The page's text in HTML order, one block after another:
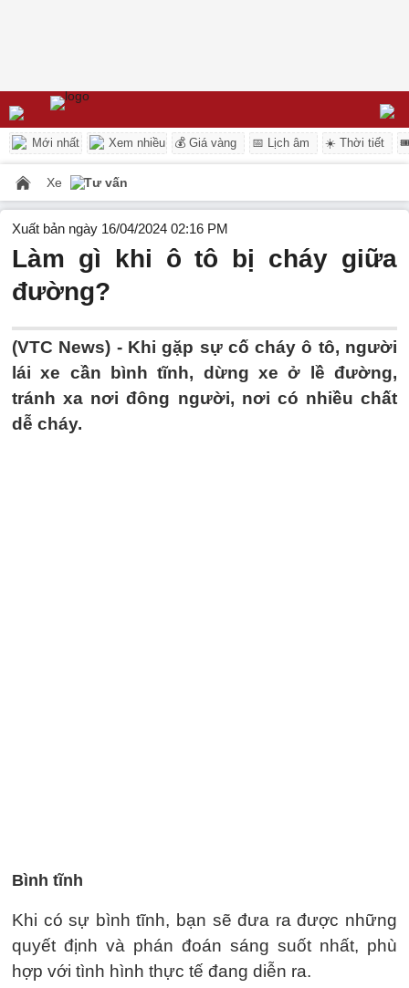
Mới nhất Xem nhiều 💰 Giá vàng 📅 Lịch âm ☀️ Thời tiết
Xe Tư vấn
Xuất bản ngày 16/04/2024 02:16 PM
Làm gì khi ô tô bị cháy giữa
đường?
(VTC News) - Khi gặp sự cố cháy ô tô, người
lái xe cần bình tĩnh, dừng xe ở lề đường,
tránh xa nơi đông người, nơi có nhiều chất
dễ cháy.
Bình tĩnh
Khi có sự bình tĩnh, bạn sẽ đưa ra được những
quyết định và phán đoán sáng suốt nhất, phù
hợp với tình hình thực tế đang diễn ra.